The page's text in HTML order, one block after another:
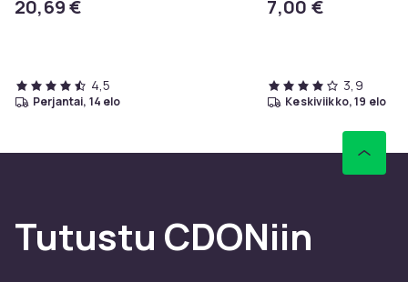
20,69 €
4,5
perjantai, 14 elo
7,00 €
3,9
keskiviikko, 19 elo
Tutustu CDONiin